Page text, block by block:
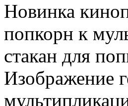
Новинка
попкорн к
стакан для
Изображение